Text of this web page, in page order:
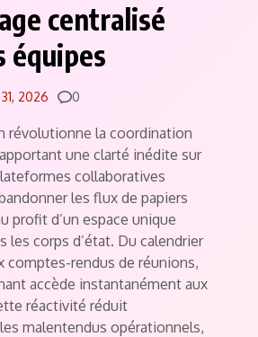
centralisé
équipes
2026 Comments
0
révolutionne la coordination
une clarté inédite sur
collaboratives
les flux de papiers
profit d’un espace unique
les corps d’état. Du calendrier
comptes-rendus de réunions,
accède instantanément aux
réactivité réduit
malentendus opérationnels,